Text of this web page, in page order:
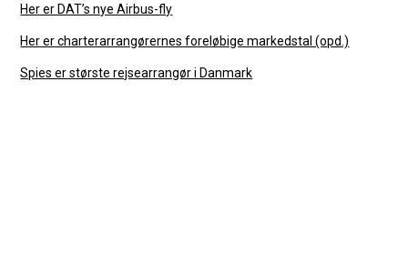
Her er DAT’s nye Airbus-fly
Her er charterarrangørernes foreløbige markedstal (opd.)
Spies er største rejsearrangør i Danmark